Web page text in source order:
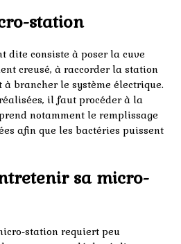
station
dite consiste à poser la cuve
creusé, à raccorder la station
à brancher le système électrique.
il faut procéder à la
notamment le remplissage
afin que les bactéries puissent
sa micro-
station requiert peu